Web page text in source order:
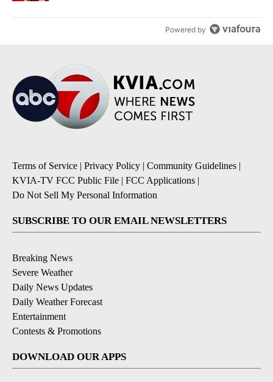
Powered by
Terms of Service | Privacy Policy | Community Guidelines |
KVIA-TV FCC Public File | FCC Applications |
Do Not Sell My Personal Information
SUBSCRIBE TO OUR EMAIL NEWSLETTERS
Breaking News
Severe Weather
Daily News Updates
Daily Weather Forecast
Entertainment
Contests & Promotions
DOWNLOAD OUR APPS